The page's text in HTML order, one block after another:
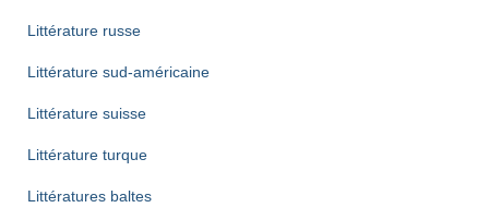
Littérature russe
Littérature sud-américaine
Littérature suisse
Littérature turque
Littératures baltes